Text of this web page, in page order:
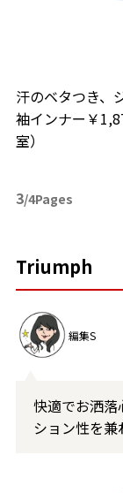
汗のベタつき、
袖インナー￥
室）
3/4Pages
Triumph
編集S
快適でお洒落
ション性を